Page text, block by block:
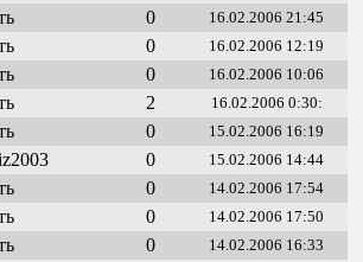
0
16.02.2006 21:45
0
16.02.2006 12:19
0
16.02.2006 10:06
2
16.02.2006 0:30:
0
15.02.2006 16:19
0
15.02.2006 14:44
0
14.02.2006 17:54
0
14.02.2006 17:50
0
14.02.2006 16:33